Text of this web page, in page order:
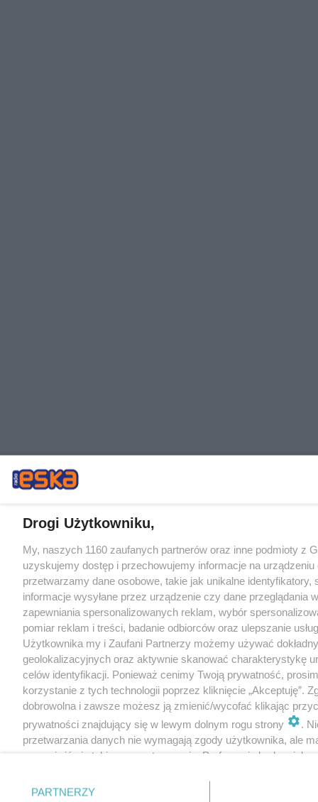
Drogi Użytkowniku,
My, naszych 1160 zaufanych partnerów oraz inne podmioty z
uzyskujemy dostęp i przechowujemy informacje na urządzeniu
przetwarzamy dane osobowe, takie jak unikalne identyfikatory,
informacje wysyłane przez urządzenie czy dane przeglądania
zapewniania spersonalizowanych reklam, wybór
pomiar reklam i treści, badanie odbiorców oraz ulepszanie
Użytkownika my i Zaufani Partnerzy możemy używać
geolokalizacyjnych oraz aktywnie skanować charakterystykę
celów identyfikacji. Ponieważ cenimy Twoją prywatność,
korzystanie z tych technologii poprzez kliknięcie „Akceptuję”.
dobrowolna i zawsze możesz ją zmienić/wycofać klikając
prywatności znajdujący się w lewym dolnym rogu strony
.
przetwarzania danych nie wymagają zgody użytkownika, ale
sprzeciwić się takiemu przetwarzaniu. Preferencje będą miały
Zapoznaj się z poniższymi informacjami, abyś mógł
PARTNERZY